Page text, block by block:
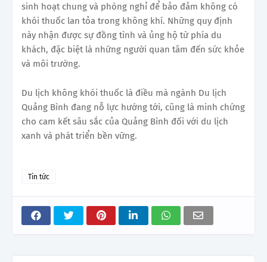
sinh hoạt chung và phòng nghỉ để bảo đảm không có
khói thuốc lan tỏa trong không khí. Những quy định
này nhận được sự đồng tình và ủng hộ từ phía du
khách, đặc biệt là những người quan tâm đến sức khỏe
và môi trường.
Du lịch không khói thuốc là điều mà ngành Du lịch
Quảng Bình đang nỗ lực hướng tới, cũng là minh chứng
cho cam kết sâu sắc của Quảng Bình đối với du lịch
xanh và phát triển bền vững.
Tin tức